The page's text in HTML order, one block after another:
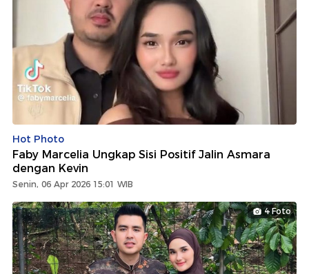
Hot Photo
Faby Marcelia Ungkap Sisi Positif Jalin Asmara
dengan Kevin
Senin, 06 Apr 2026 15:01 WIB
4 Foto